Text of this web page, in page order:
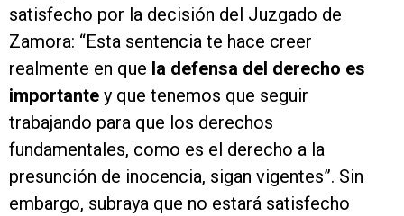
satisfecho por la decisión del Juzgado de
Zamora: “Esta sentencia te hace creer
realmente en que la defensa del derecho es
importante y que tenemos que seguir
trabajando para que los derechos
fundamentales, como es el derecho a la
presunción de inocencia, sigan vigentes”. Sin
embargo, subraya que no estará satisfecho